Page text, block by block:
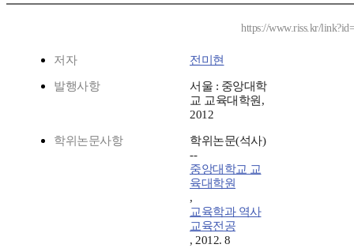
https://www.riss.kr/
저자 전미현
발행사항
서울 : 중앙대학
교 교육대학원,
2012
학위논문사항
학위논문(석사)
--
중앙대학교 교
육대학원
,
교육학과 역사
교육전공
, 2012. 8